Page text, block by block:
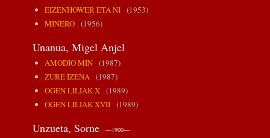
EIZENHOWER ETA NI(1953)
MINERO(1956)
Unanua, Migel Anjel
AMODIO MIN(1987)
ZURE IZENA(1987)
OGEN LILIAK X(1989)
OGEN LILIAK XVII(1989)
Unzueta, Sorne —1900—